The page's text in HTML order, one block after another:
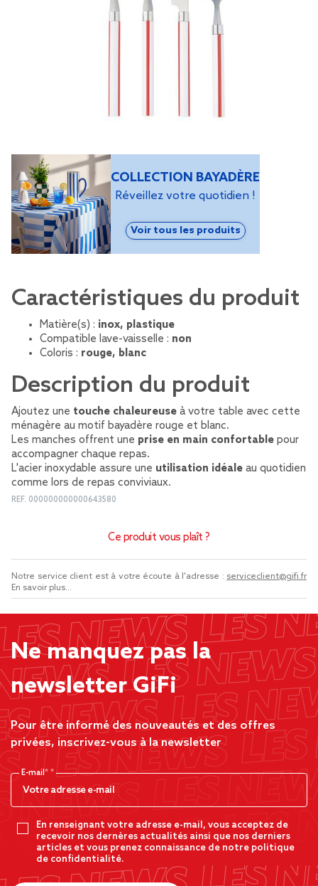
COLLECTION BAYADÈRE
Réveillez votre quotidien !
Voir tous les produits
Caractéristiques du produit
Matière(s) : inox, plastique
Compatible lave-vaisselle : non
Coloris : rouge, blanc
Description du produit
Ajoutez une touche chaleureuse à votre table avec cette
ménagère au motif bayadère rouge et blanc.
Les manches offrent une prise en main confortable pour
accompagner chaque repas.
L'acier inoxydable assure une utilisation idéale au quotidien
comme lors de repas conviviaux.
REF. 000000000000643580
Ce produit vous plaît ?
Notre service client est à votre écoute à l'adresse : serviceclient@gifi.fr
En savoir plus...
Ne manquez pas la
newsletter GiFi
Pour être informé des nouveautés et des offres
privées, inscrivez-vous à la newsletter
E-mail*
En renseignant votre adresse e-mail, vous acceptez de
recevoir nos dernères actualités ainsi que nos derniers
articles et vous prenez connaissance de notre politique
de confidentialité.